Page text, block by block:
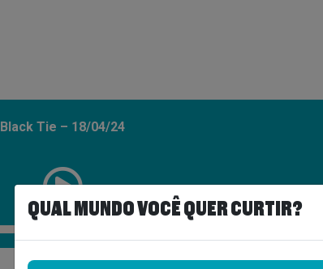
Black Tie – 18/04/24
QUAL MUNDO VOCÊ QUER CURTIR?